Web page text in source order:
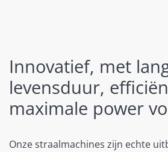
Innovatief, met
levensduur,
maximale power
Onze straalmachines zijn echte